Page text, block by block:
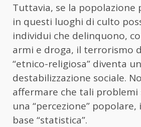
Tuttavia, se la popolazione
in questi luoghi di culto
individui che delinquono,
armi e droga, il terrorismo
“etnico-religiosa” diventa
destabilizzazione sociale.
affermare che tali
una “percezione”
base “statistica”.